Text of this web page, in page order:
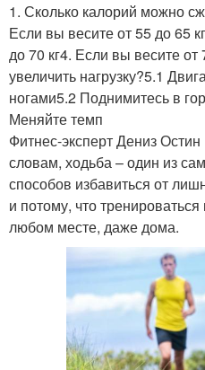
1. Сколько калорий можно
Если вы весите от 55 до 65
до 70 кг4. Если вы весите
увеличить нагрузку?5.1
ногами5.2 Поднимитесь в
Меняйте темп
Фитнес-эксперт Дениз
словам, ходьба – один из
способов избавиться от
и потому, что
любом месте, даже дома.